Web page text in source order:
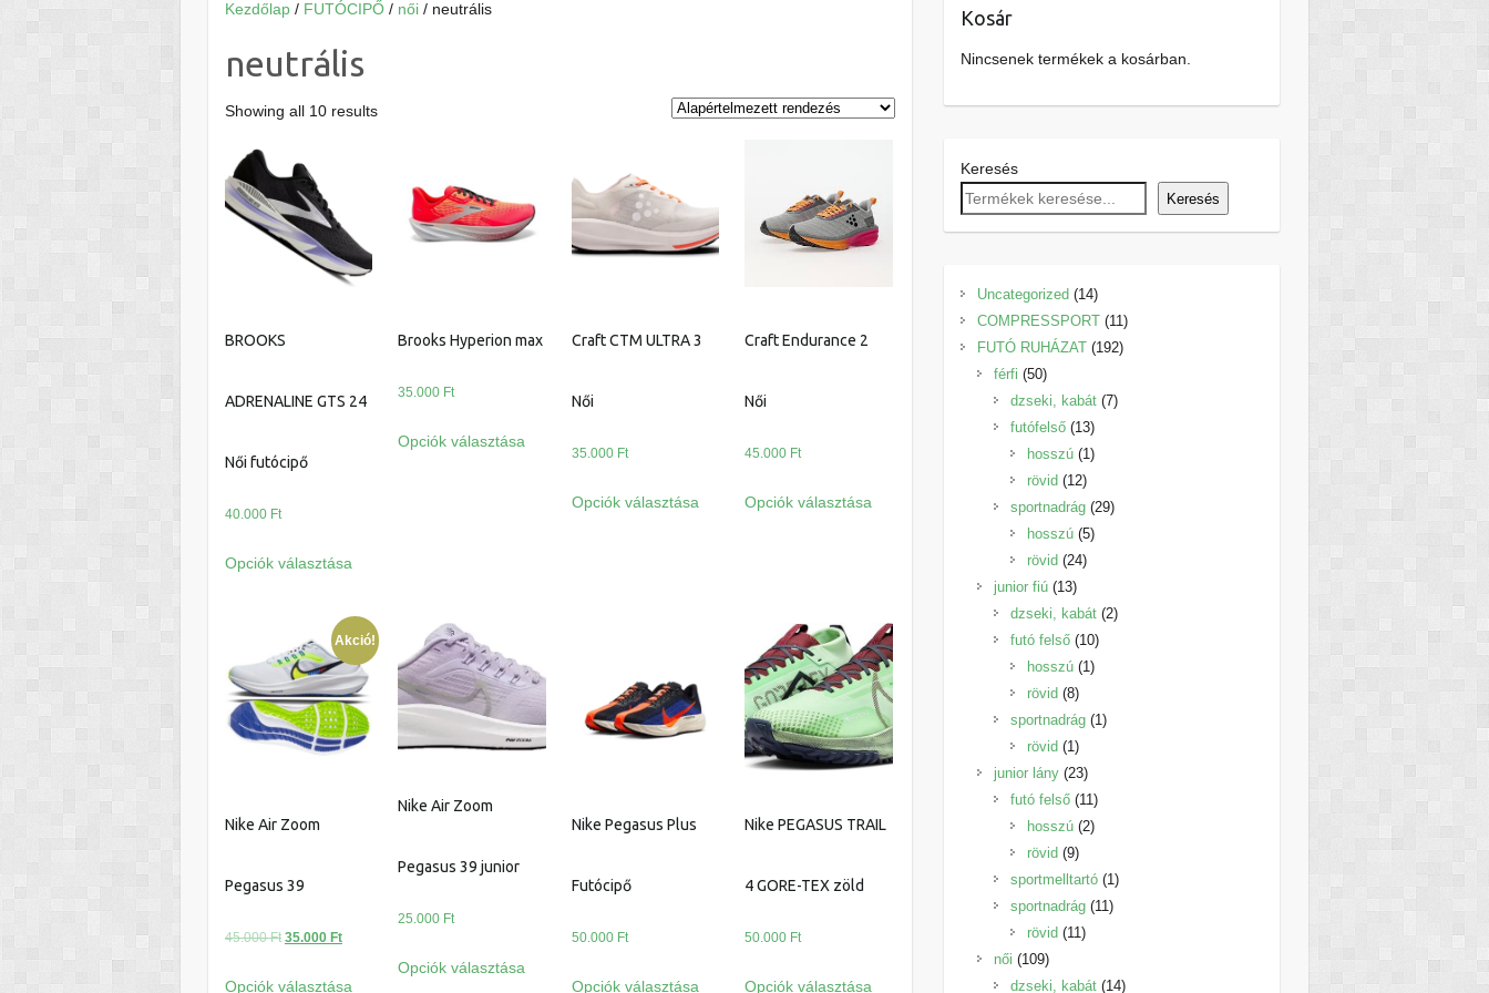
Kezdőlap/ FUTÓCIPŐ/ női/ neutrális
neutrális
Showing all 10 results
BROOKS
ADRENALINE GTS 24
Női futócipő
40.000 Ft
Opciók választása
a
több
variációja
van.
A
változatok
választhatók
Brooks Hyperion max
35.000 Ft
Opciók választása
a
termékoldalon
választhatók
Craft CTM ULTRA 3
Női
35.000 Ft
Opciók választása
a
változatok
a
termékoldalon
választhatók
Craft Endurance 2
Női
45.000 Ft
Opciók választása
a
van.
A
változatok
a
termékoldalon
választhatók
Akció!
Nike Air Zoom
Pegasus 39
45.000Ft Original
was:
35.000 FtCurrent
is:
Opciók választása
Nike Air Zoom
Pegasus 39 junior
25.000 Ft
Opciók választása
a
Nike Pegasus Plus
Futócipő
50.000 Ft
Opciók választása
Nike PEGASUS TRAIL
4 GORE-TEX zöld
50.000 Ft
Opciók választása
Kosár
Nincsenek termékek a kosárban.
Keresés
Keresés
Uncategorized 1414
termék
COMPRESSPORT 1111
termék
FUTÓ RUHÁZAT 192192
férfi 5050
termék
dzseki, kabát 77
futófelső 1313
termék
hosszú 11
rövid 1212
termék
sportnadrág 2929
hosszú 55
rövid 2424
junior fiú 1313
termék
dzseki, kabát 22
futó felső 1010
termék
hosszú 11
rövid 88
termék
sportnadrág 11
rövid 11
termék
junior lány 2323
termék
futó felső 1111
termék
hosszú 22
rövid 99
termék
sportmelltartó 11
sportnadrág 1111
rövid 1111
női 109109
termék
dzseki, kabát 1414